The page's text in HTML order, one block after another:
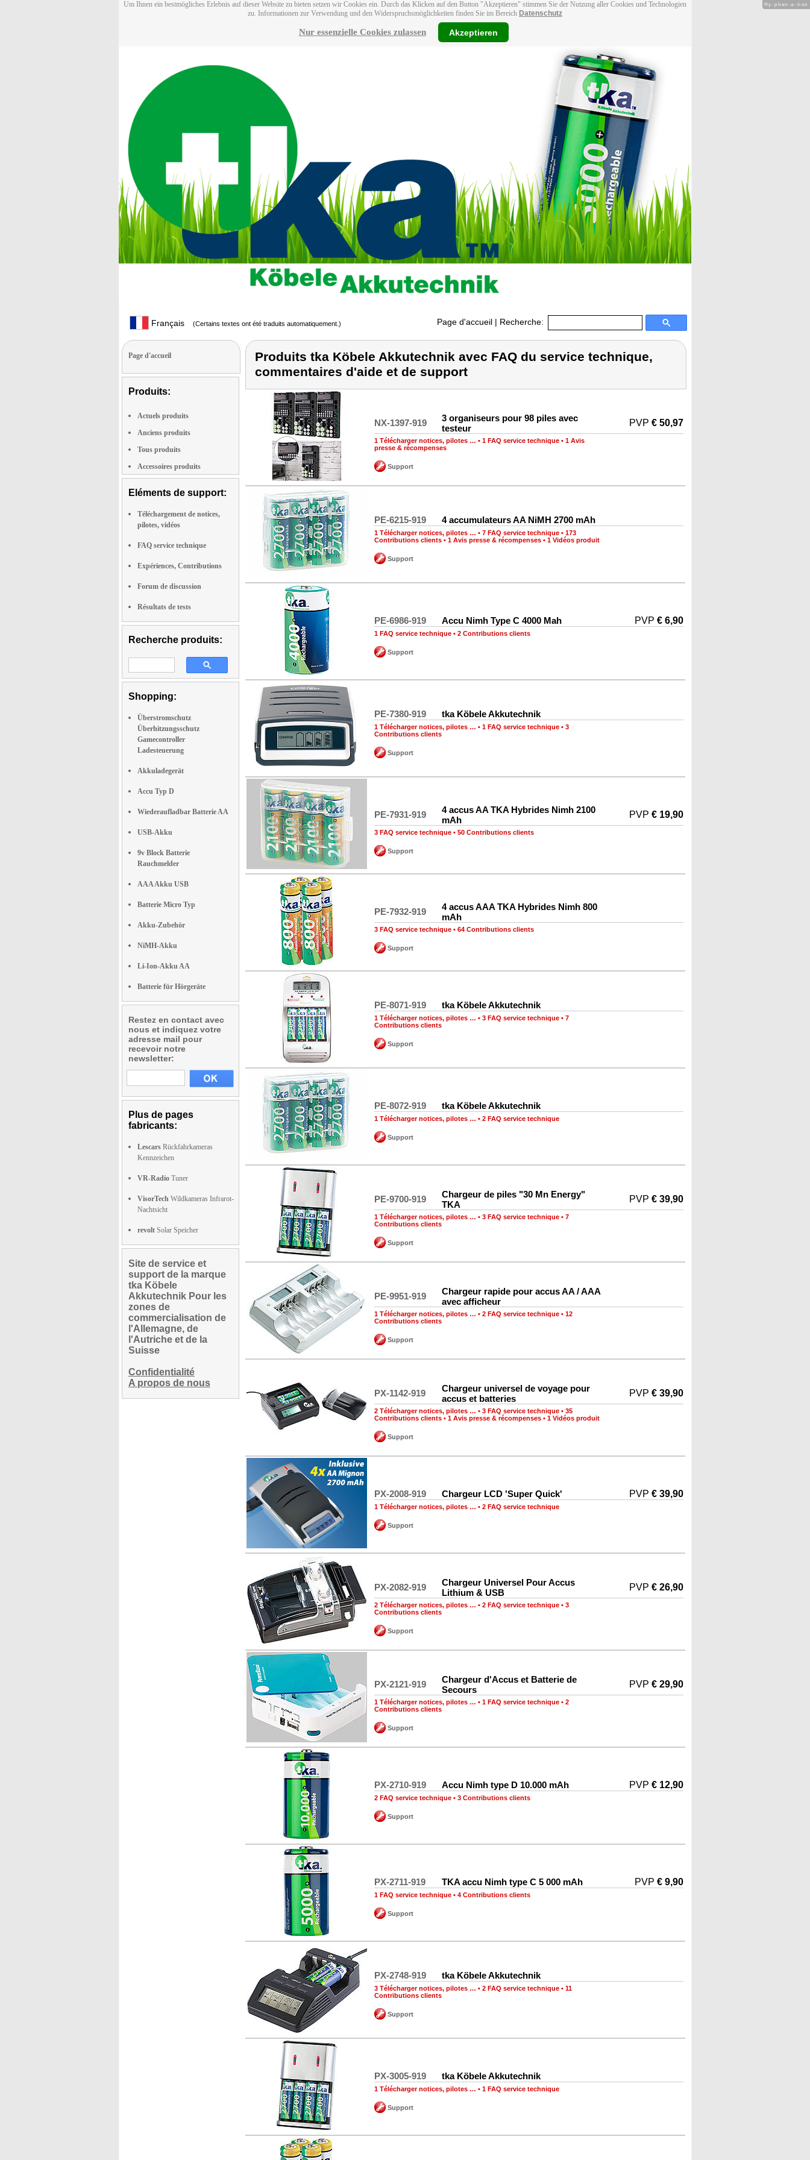
Um Ihnen ein bestmögliches Erlebnis auf dieser Website zu bieten setzen wir Cookies ein. Durch das Klicken auf den Button "Akzeptieren" stimmen Sie der Nutzung aller Cookies und Technologien
zu. Informationen zur Verwendung und den Widerspruchsmöglichkeiten finden Sie im Bereich Datenschutz
Nur essenzielle Cookies zulassen Akzeptieren
Français (Certains textes ont été traduits automatiquement.) Page d'accueil | Recherche:
Page d'accueil
Produits:
Actuels produits
Anciens produits
Tous produits
Accessoires produits
Eléments de support:
Téléchargement de notices,
pilotes, vidéos
FAQ service technique
Expériences, Contributions
Forum de discussion
Résultats de tests
Recherche produits:
Shopping:
Überstromschutz
Überhitzungsschutz
Gamecontroller
Ladesteuerung
Akkuladegerät
Accu Typ D
Wiederaufladbar Batterie AA
USB-Akku
9v Block Batterie
Rauchmelder
AAA Akku USB
Batterie Micro Typ
Akku-Zubehör
NiMH-Akku
Li-Ion-Akku AA
Batterie für Hörgeräte
Restez en contact avec
nous et indiquez votre
adresse mail pour
recevoir notre
newsletter:
Plus de pages
fabricants:
Lescars Rückfahrkameras
Kennzeichen
VR-Radio Tuner
VisorTech Wildkameras Infrarot-
Nachtsicht
revolt Solar Speicher
Site de service et
support de la marque
tka Köbele
Akkutechnik Pour les
zones de
commercialisation de
l'Allemagne, de
l'Autriche et de la
Suisse
Confidentialité
A propos de nous
Produits tka Köbele Akkutechnik avec FAQ du service technique,
commentaires d'aide et de support
NX-1397-919
3 organiseurs pour 98 piles avec
testeur
PVP € 50,97
1 Télécharger notices, pilotes … • 1 FAQ service technique • 1 Avis
presse & récompenses
Support
PE-6215-919 4 accumulateurs AA NiMH 2700 mAh
1 Télécharger notices, pilotes … • 7 FAQ service technique • 173
Contributions clients • 1 Avis presse & récompenses • 1 Vidéos produit
Support
PE-6986-919 Accu Nimh Type C 4000 Mah PVP € 6,90
1 FAQ service technique • 2 Contributions clients
Support
PE-7380-919 tka Köbele Akkutechnik
1 Télécharger notices, pilotes … • 1 FAQ service technique • 3
Contributions clients
Support
PE-7931-919
4 accus AA TKA Hybrides Nimh 2100
mAh
PVP € 19,90
3 FAQ service technique • 50 Contributions clients
Support
PE-7932-919
4 accus AAA TKA Hybrides Nimh 800
mAh
3 FAQ service technique • 64 Contributions clients
Support
PE-8071-919 tka Köbele Akkutechnik
1 Télécharger notices, pilotes … • 3 FAQ service technique • 7
Contributions clients
Support
PE-8072-919 tka Köbele Akkutechnik
1 Télécharger notices, pilotes … • 2 FAQ service technique
Support
PE-9700-919
Chargeur de piles "30 Mn Energy"
TKA
PVP € 39,90
1 Télécharger notices, pilotes … • 3 FAQ service technique • 7
Contributions clients
Support
PE-9951-919
Chargeur rapide pour accus AA / AAA
avec afficheur
1 Télécharger notices, pilotes … • 2 FAQ service technique • 12
Contributions clients
Support
PX-1142-919
Chargeur universel de voyage pour
accus et batteries
PVP € 39,90
2 Télécharger notices, pilotes … • 3 FAQ service technique • 35
Contributions clients • 1 Avis presse & récompenses • 1 Vidéos produit
Support
PX-2008-919 Chargeur LCD 'Super Quick' PVP € 39,90
1 Télécharger notices, pilotes … • 2 FAQ service technique
Support
PX-2082-919
Chargeur Universel Pour Accus
Lithium & USB
PVP € 26,90
2 Télécharger notices, pilotes … • 2 FAQ service technique • 3
Contributions clients
Support
PX-2121-919
Chargeur d'Accus et Batterie de
Secours
PVP € 29,90
1 Télécharger notices, pilotes … • 1 FAQ service technique • 2
Contributions clients
Support
PX-2710-919 Accu Nimh type D 10.000 mAh PVP € 12,90
2 FAQ service technique • 3 Contributions clients
Support
PX-2711-919 TKA accu Nimh type C 5 000 mAh PVP € 9,90
1 FAQ service technique • 4 Contributions clients
Support
PX-2748-919 tka Köbele Akkutechnik
3 Télécharger notices, pilotes … • 2 FAQ service technique • 11
Contributions clients
Support
PX-3005-919 tka Köbele Akkutechnik
1 Télécharger notices, pilotes … • 1 FAQ service technique
Support
Hy-phen-a-tion